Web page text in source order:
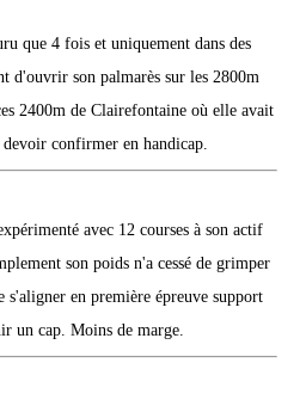
que 4 fois et uniquement dans des
d'ouvrir son palmarès sur les 2800m
2400m de Clairefontaine où elle avait
confirmer en handicap.
avec 12 courses à son actif
son poids n'a cessé de grimper
s'aligner en première épreuve support
un cap. Moins de marge.